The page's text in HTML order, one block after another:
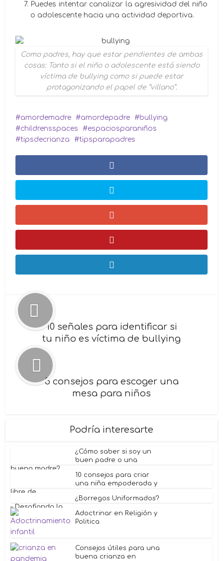
Puedes intentar canalizar la agresividad del niño
o adolescente hacia una actividad deportiva.
Como padres, hay que estar pendientes de ambas
cosas: Tanto si el niño o adolescente está siendo
víctima de bullying como si puede estar
protagonizando el papel de “villano”.
amordemadre amordepadre
bullying
childrensspaces
espaciosparaniños
tipsdecrianza
tipsparapadres
10 señales para identificar si
tu niño es víctima de bullying
5 consejos para escoger una
mesa para niños
Podría interesarte
¿Cómo saber si soy un
buen padre o una
buena madre? ...
10 consejos para criar
una niña empoderada y
libre de...
¿Borregos Uniformados?
– Desafiando la...
Adoctrinar en Religión y
Politica
Consejos útiles para una
buena crianza en